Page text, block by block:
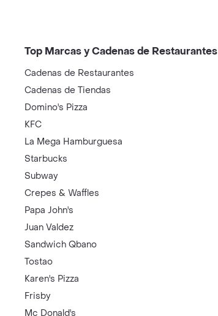
Top Marcas y Cadenas de Restaurantes
Cadenas de Restaurantes
Cadenas de Tiendas
Domino's Pizza
KFC
La Mega Hamburguesa
Starbucks
Subway
Crepes & Waffles
Papa John's
Juan Valdez
Sandwich Qbano
Tostao
Karen's Pizza
Frisby
Mc Donald's